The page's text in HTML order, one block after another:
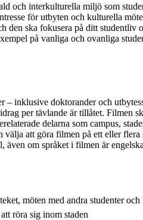
och interkulturella miljö som
för utbyten och kulturella
den ska fokusera på ditt studentliv
på vanliga och ovanliga
– inklusive doktorander och
per tävlande är tillåtet. Filmen
delarna som campus,
att göra filmen på ett eller flera
även om språket i filmen är
möten med andra studenter och
röra sig inom staden